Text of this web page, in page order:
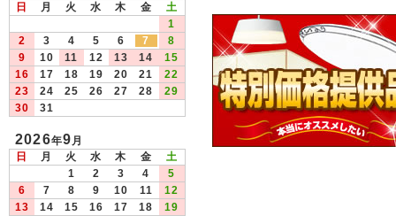
日
月 火 水 木 金
土
1
2
3 4 5 6 7
8
9
10 11 12 13 14
15
16
17 18 19 20 21
22
23
24 25 26 27 28
29
30
31
2026年9月
日
月 火 水 木 金
土
1
2 3 4
5
6
7 8 9 10 11
12
13
14 15 16 17 18
19